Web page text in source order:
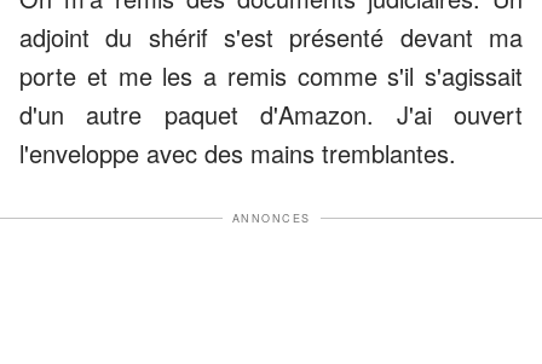
adjoint du shérif s'est présenté devant ma
porte et me les a remis comme s'il s'agissait
d'un autre paquet d'Amazon. J'ai ouvert
l'enveloppe avec des mains tremblantes.
ANNONCES